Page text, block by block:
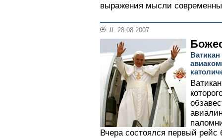
выражения мысли
// 28.08.2007
Вчера состоялся первый